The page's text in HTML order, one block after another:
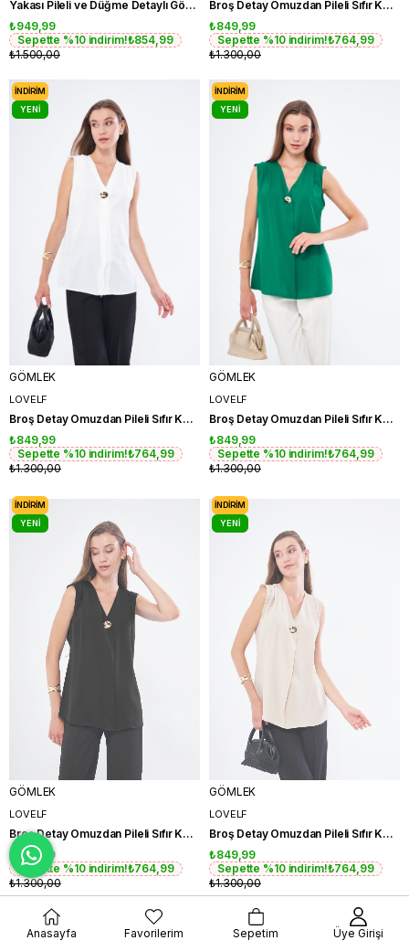
Yakası Pileli ve Düğme Detaylı Gömlek Ekru
₺949,99
Sepette %10 indirim!₺854,99
₺1.500,00
Broş Detay Omuzdan Pileli Sıfır Kol Gömlek
₺849,99
Sepette %10 indirim!₺764,99
₺1.300,00
GÖMLEK
LOVELF
Broş Detay Omuzdan Pileli Sıfır Kol Gömlek
₺849,99
Sepette %10 indirim!₺764,99
₺1.300,00
İNDIRIM
YENI
GÖMLEK
LOVELF
Broş Detay Omuzdan Pileli Sıfır Kol Gömlek
₺849,99
Sepette %10 indirim!₺764,99
₺1.300,00
İNDIRIM
YENI
GÖMLEK
LOVELF
Broş Detay Omuzdan Pileli Sıfır Kol Gömlek
₺849,99
Sepette %10 indirim!₺764,99
₺1.300,00
İNDIRIM
YENI
GÖMLEK
LOVELF
Broş Detay Omuzdan Pileli Sıfır Kol Gömlek
₺849,99
Sepette %10 indirim!₺764,99
₺1.300,00
İNDIRIM
YENI
İNDIRIM
YENI
YENI
Anasayfa Favorilerim Sepetim Üye Girişi